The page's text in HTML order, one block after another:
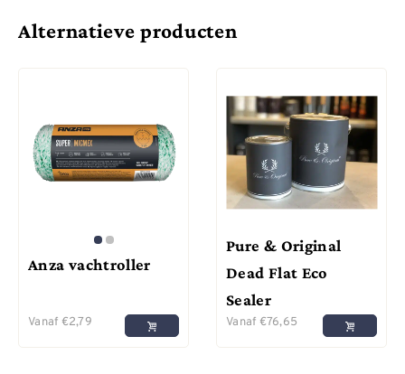
Alternatieve producten
Anza vachtroller
Vanaf €2,79
Pure & Original
Dead Flat Eco
Sealer
Vanaf €76,65